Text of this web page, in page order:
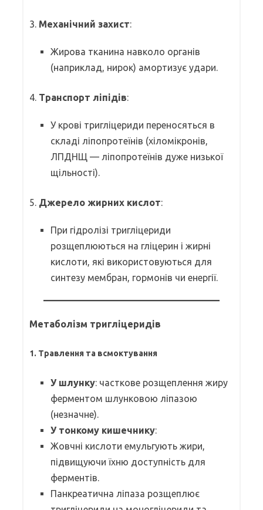
3. Механічний захист:
Жирова тканина навколо органів
(наприклад, нирок) амортизує удари.
4. Транспорт ліпідів:
У крові тригліцериди переносяться в
складі ліпопротеїнів (хіломікронів,
ЛПДНЩ — ліпопротеїнів дуже низької
щільності).
5. Джерело жирних кислот:
При гідролізі тригліцериди
розщеплюються на гліцерин і жирні
кислоти, які використовуються для
синтезу мембран, гормонів чи енергії.
Метаболізм тригліцеридів
1. Травлення та всмоктування
У шлунку: часткове розщеплення жиру
ферментом шлунковою ліпазою
(незначне).
У тонкому кишечнику:
Жовчні кислоти емульгують жири,
підвищуючи їхню доступність для
ферментів.
Панкреатична ліпаза розщеплює